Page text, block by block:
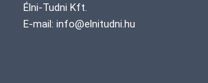
Élni-Tudni Kft.
E-mail: info@elnitudni.hu